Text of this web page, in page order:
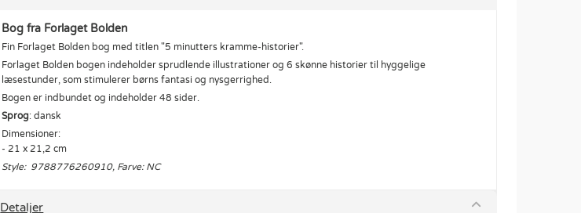
Bog fra Forlaget Bolden
Fin Forlaget Bolden bog med titlen "5 minutters kramme-historier".
Forlaget Bolden bogen indeholder sprudlende illustrationer og 6 skønne historier til hyggelige
læsestunder, som stimulerer børns fantasi og nysgerrighed.
Bogen er indbundet og indeholder 48 sider.
Sprog: dansk
Dimensioner:
- 21 x 21,2 cm
Style: 9788776260910, Farve: NC
Detaljer